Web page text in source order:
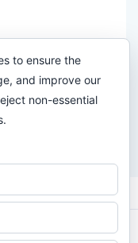
Los Derechos
to ensure the
and improve our
non-essential